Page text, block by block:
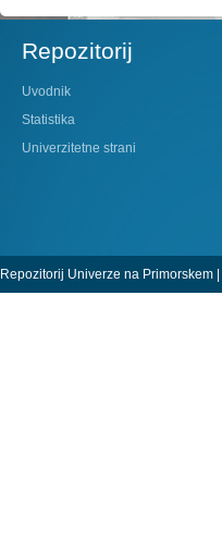
Repozitorij
Uvodnik
Statistika
Univerzitetne strani
Repozitorij Univerze na Primorskem |